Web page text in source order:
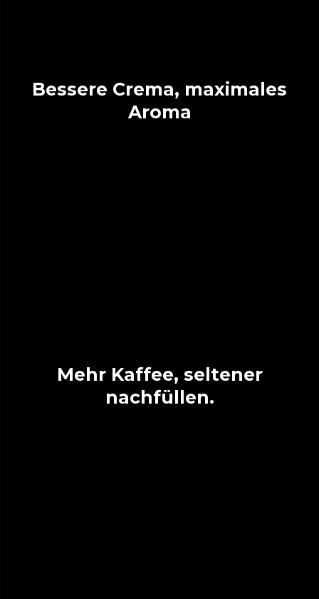
Bessere Crema, maximales
Aroma
Mehr Kaffee, seltener
nachfüllen.